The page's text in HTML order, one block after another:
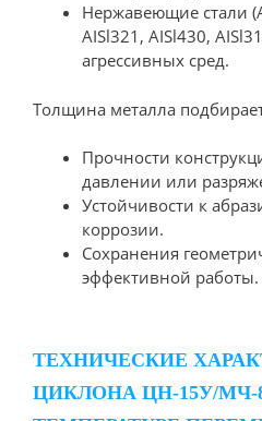
Нержавеющие стали
AISl321, AISl430,
агрессивных сред.
Толщина металла
Прочности
давлении или
Устойчивости к
коррозии.
Сохранения
эффективной работы.
ТЕХНИЧЕСКИЕ
ЦИКЛОНА ЦН-15У/МЧ-